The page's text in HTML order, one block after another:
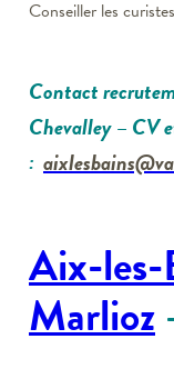
Conseiller les
Contact
Chevalley– CV
:
Aix-les-
Marlioz